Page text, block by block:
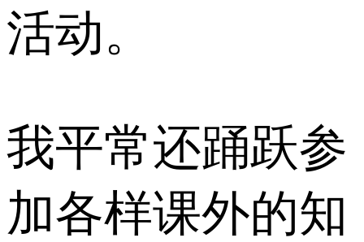
活动。
我平常还踊跃参
加各样课外的知